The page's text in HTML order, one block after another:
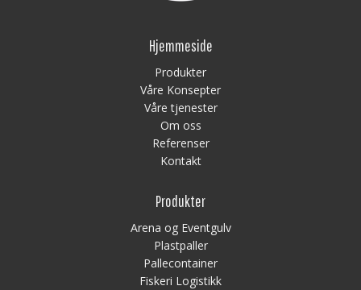
Hjemmeside
Produkter
Våre Konsepter
Våre tjenester
Om oss
Referenser
Kontakt
Produkter
Arena og Eventgulv
Plastpaller
Pallecontainer
Fiskeri Logistikk